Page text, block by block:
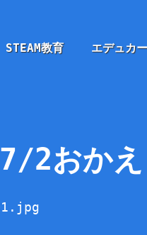
STEAM教育 エデュカ
7/2おか